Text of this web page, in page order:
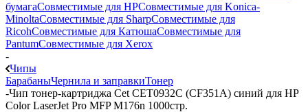
бумагаСовместимые для HPСовместимые для Konica-
MinoltaСовместимые для SharpСовместимые для
RicohСовместимые для КатюшаСовместимые для
PantumСовместимые для Xerox
-
Чипы
БарабаныЧернила и заправкиТонер
-Чип тонер-картриджа Cet CET0932C (CF351A) синий для HP
Color LaserJet Pro MFP M176n 1000стр.